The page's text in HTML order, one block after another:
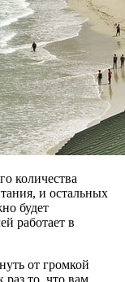
количества
и остальных
будет
работает в
от громкой